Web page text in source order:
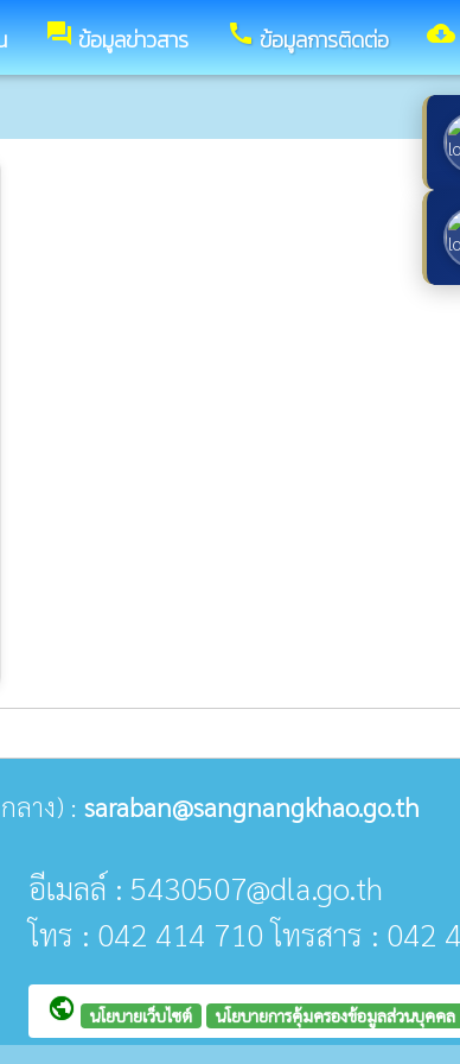
forumข้อมูลข่าวสาร callข้อมูลการติดต่อ cloud_download
ลาง) : saraban@sangnangkhao.go.th
อีเมลล์ : 5430507@dla.go.th
โทร : 042 414 710 โทรสาร : 042
public นโยบายเว็บไซต์ นโยบายการคุ้มครองข้อมูลส่วนบุคคล